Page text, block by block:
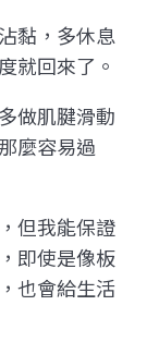
黏，多休息
就回來了。
做肌腱滑動
麼容易過
但我能保證
即使是像板
也會給生活